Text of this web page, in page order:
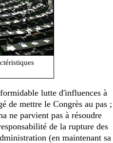
lutte d'influences à
de mettre le Congrès au pas ;
ne parvient pas à résoudre
de la rupture des
(en maintenant sa